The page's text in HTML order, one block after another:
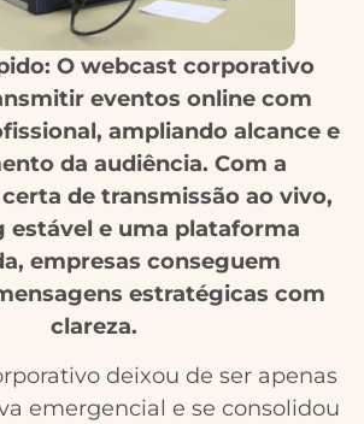
O webcast corporativo
eventos online com
ampliando alcance e
da audiência. Com a
de transmissão ao vivo,
estável e uma plataforma
empresas conseguem
estratégicas com
clareza.
deixou de ser apenas
emergencial e se consolidou